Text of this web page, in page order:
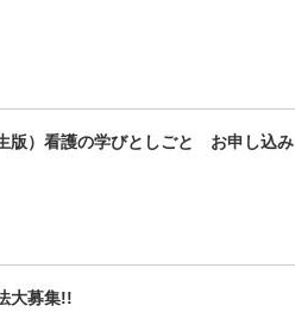
版）看護の学びとしごと お申し込み
大募集!!